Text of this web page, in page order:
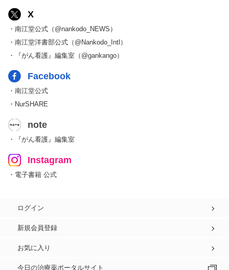
X
・南江堂公式（@nankodo_NEWS）
・南江堂洋書部公式（@Nankodo_Intl）
・『がん看護』編集室（@gankango）
Facebook
・南江堂公式
・NurSHARE
note
・『がん看護』編集室
Instagram
・電子書籍 公式
ログイン
新規会員登録
お気に入り
今日の治療薬ポータルサイト